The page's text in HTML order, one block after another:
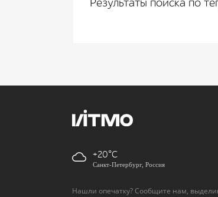
Результаты поиска по
+20
Санкт-Петербург, Россия
Нашли опечатку? Сообщите нам,